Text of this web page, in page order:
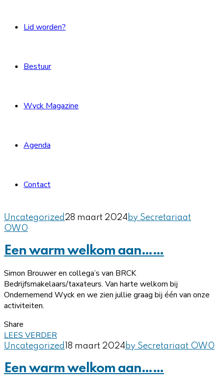
Lid worden?
Bestuur
Wyck Magazine
Agenda
Contact
Uncategorized 28 maart 2024 by Secretariaat
OW0
Een warm welkom aan……
Simon Brouwer en collega’s van BRCK
Bedrijfsmakelaars/taxateurs. Van harte welkom bij
Ondernemend Wyck en we zien jullie graag bij één van onze
activiteiten.
Share
LEES VERDER
Uncategorized 18 maart 2024 by Secretariaat OW0
Een warm welkom aan……